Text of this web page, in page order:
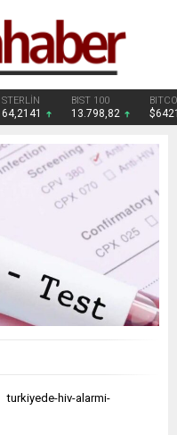
BIST 100
13.798,82
BITCOIN
$64217
turkiyede-hiv-alarmi-